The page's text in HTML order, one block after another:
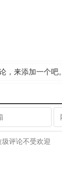
，来添加一个吧。